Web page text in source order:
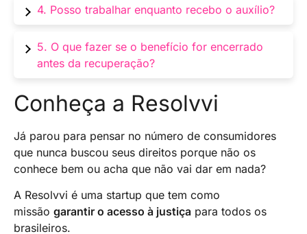
documental, sem necessidade de perícia
4. Posso trabalhar enquanto recebo o auxílio?
Não. O exercício de atividade remunerada
durante o recebimento do benefício pode levar
à suspensão
5. O que fazer se o benefício for encerrado
antes da recuperação?
Solicite nova avaliação médica ou recorra
administrativamente para reativar o benefício.
Conheça a Resolvvi
Já parou para pensar no número de consumidores
que nunca buscou seus direitos porque não os
conhece bem ou acha que não vai dar em nada?
A Resolvvi é uma startup que tem como
missão garantir o acesso à justiça para todos os
brasileiros.